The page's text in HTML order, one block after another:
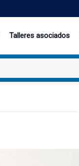
Talleres asociados